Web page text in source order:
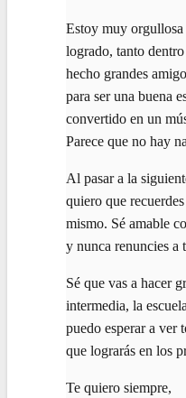
Estoy muy
logrado, tanto
hecho grandes
para ser una buena
convertido en un
Parece que no hay
Al pasar a la
quiero que
mismo. Sé amable
y nunca renuncies a
Sé que vas a hacer
intermedia, la
puedo esperar a ver
que lograrás en los
Te quiero siempre,